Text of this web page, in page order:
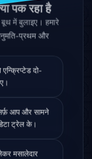
पक रहा है
में बुलाइए। हमारे
प्रथम और
दो-
आप और सामने
डेटा ट्रेल के।
मसालेदार